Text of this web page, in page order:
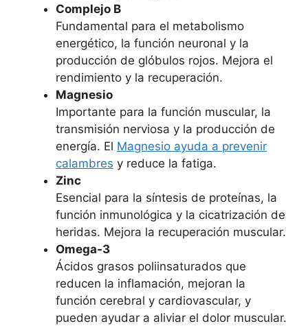
Complejo B
Fundamental para el metabolismo
energético, la función neuronal y la
producción de glóbulos rojos. Mejora el
rendimiento y la recuperación.
Magnesio
Importante para la función muscular, la
transmisión nerviosa y la producción de
energía. El Magnesio ayuda a prevenir
calambres y reduce la fatiga.
Zinc
Esencial para la síntesis de proteínas, la
función inmunológica y la cicatrización de
heridas. Mejora la recuperación muscular.
Omega-3
Ácidos grasos poliinsaturados que
reducen la inflamación, mejoran la
función cerebral y cardiovascular, y
pueden ayudar a aliviar el dolor muscular.